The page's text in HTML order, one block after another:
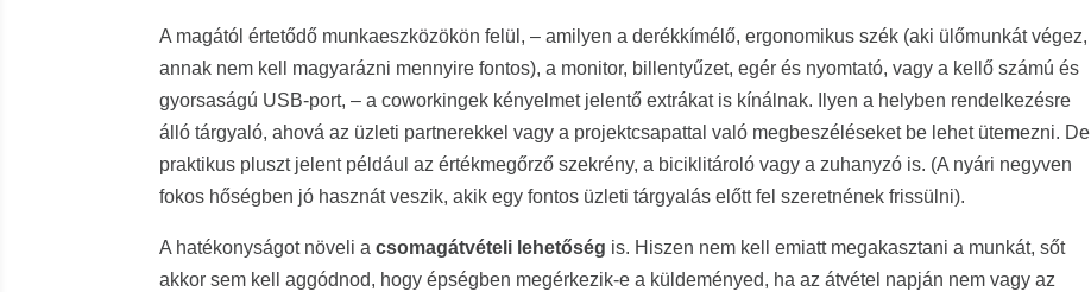
A magától értetődő munkaeszközökön felül, – amilyen a derékkímélő, ergonomikus szék (aki ülőmunkát végez,
annak nem kell magyarázni mennyire fontos), a monitor, billentyűzet, egér és nyomtató, vagy a kellő számú és
gyorsaságú USB-port, – a coworkingek kényelmet jelentő extrákat is kínálnak. Ilyen a helyben rendelkezésre
álló tárgyaló, ahová az üzleti partnerekkel vagy a projektcsapattal való megbeszéléseket be lehet ütemezni. De
praktikus pluszt jelent például az értékmegőrző szekrény, a biciklitároló vagy a zuhanyzó is. (A nyári negyven
fokos hőségben jó hasznát veszik, akik egy fontos üzleti tárgyalás előtt fel szeretnének frissülni).
A hatékonyságot növeli acsomagátvételi lehetőség is. Hiszen nem kell emiatt megakasztani a munkát, sőt
akkor sem kell aggódnod, hogy épségben megérkezik-e a küldeményed, ha az átvétel napján nem vagy az